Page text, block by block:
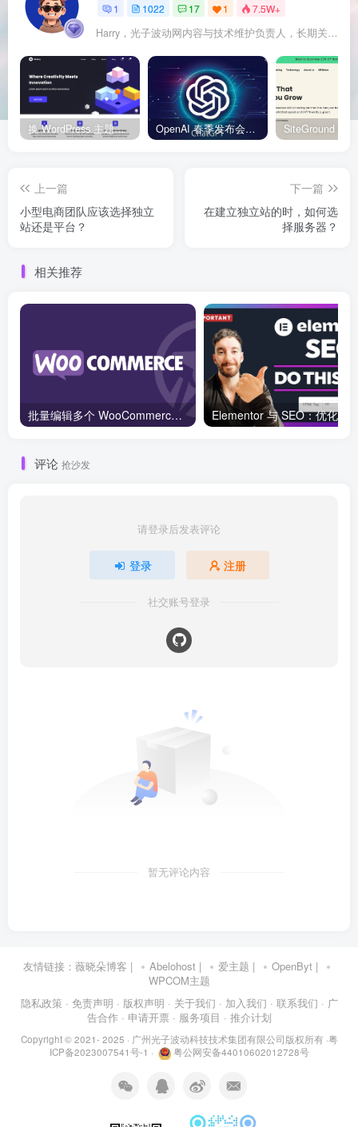
1 1022 17 1 7.5W+
Harry，光子波动网内容与技术维护负责人，长期关注 WordPress、Elementor、WooCommerce、网站报错修复、性能优化、SEO 内容排期与结构化数据优化。擅长把复杂的网站故障拆成可执行的排查步骤，并持续维护 361sale.com 的 WordPress 实战教程知识库。
换 WordPress 主题前先看这份清单：Kadence、Blocksy Pro 与 WoodMart 的实操配置教程 OpenAI 春季发布会：全新 GPT-4o 多模态模型发布，实时互动及免费用户升级全面开启
上一篇
小型电商团队应该选择独立
站还是平台？
下一篇
在建立独立站的时，如何选
择服务器？
相关推荐
批量编辑多个 WooCommerce 产品变体价格的 2 个方法？
评论 抢沙发
请登录后发表评论
登录 注册
社交账号登录
暂无评论内容
友情链接： 薇晓朵博客 | Abelohost | 爱主题 | OpenByt |
WPCOM主题
隐私政策 · 免责声明 · 版权声明 · 关于我们 · 加入我们 · 联系我们 · 广
告合作 · 申请开票 · 服务项目 · 推介计划
Copyright © 2021- 2025 · 广州光子波动科技技术集团有限公司版权所有·粤
ICP备2023007541号-1 · 粤公网安备44010602012728号